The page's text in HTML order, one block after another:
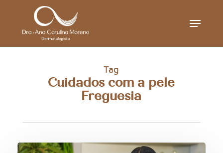
Menu
Tag
Cuidados com a pele
Freguesia